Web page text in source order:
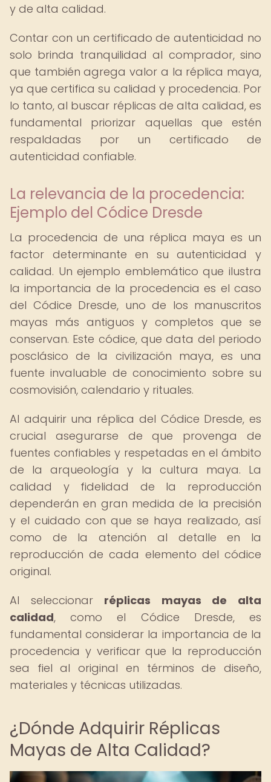
y de alta calidad.
Contar con un certificado de autenticidad no
solo brinda tranquilidad al comprador, sino
que también agrega valor a la réplica maya,
ya que certifica su calidad y procedencia. Por
lo tanto, al buscar réplicas de alta calidad, es
fundamental priorizar aquellas que estén
respaldadas por un certificado de
autenticidad confiable.
La relevancia de la procedencia:
Ejemplo del Códice Dresde
La procedencia de una réplica maya es un
factor determinante en su autenticidad y
calidad. Un ejemplo emblemático que ilustra
la importancia de la procedencia es el caso
del Códice Dresde, uno de los manuscritos
mayas más antiguos y completos que se
conservan. Este códice, que data del periodo
posclásico de la civilización maya, es una
fuente invaluable de conocimiento sobre su
cosmovisión, calendario y rituales.
Al adquirir una réplica del Códice Dresde, es
crucial asegurarse de que provenga de
fuentes confiables y respetadas en el ámbito
de la arqueología y la cultura maya. La
calidad y fidelidad de la reproducción
dependerán en gran medida de la precisión
y el cuidado con que se haya realizado, así
como de la atención al detalle en la
reproducción de cada elemento del códice
original.
Al seleccionar réplicas mayas de alta
calidad, como el Códice Dresde, es
fundamental considerar la importancia de la
procedencia y verificar que la reproducción
sea fiel al original en términos de diseño,
materiales y técnicas utilizadas.
¿Dónde Adquirir Réplicas
Mayas de Alta Calidad?